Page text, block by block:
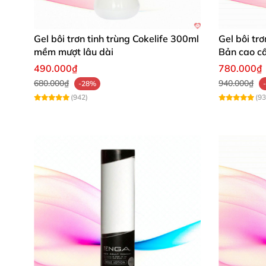
• Thành phần: ,
nhân tạo Hương, (Có thể chứa +/-) CI 42.090
• Đóng gói:
Thể tích:
• Tác dụng: Kích thích khi quan hệ bằng
• Tác dụng phụ:
Nhãn hiệu: Sensuva
Hãng sản xuất:Sensuva
Gel bôi trơn tinh trùng Cokelife 300ml
mềm mượt lâu dài
490.000₫
680.000₫
-28%
(942)
Gel bôi
Bản cao
780.000₫
940.000₫